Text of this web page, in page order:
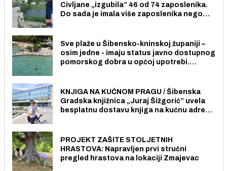
Civljane „izgubila” 46 od 74 zaposlenika.
Do sada je imala više zaposlenika nego
Sve plaže u Šibensko-kninskoj županiji –
osim jedne - imaju status javno dostupnog
pomorskog dobra u općoj upotrebi.
KNJIGA NA KUĆNOM PRAGU / Šibenska
Gradska knjižnica „Juraj Šižgorić” uvela
besplatnu dostavu knjiga na kućnu adresu
PROJEKT ZAŠITE STOLJETNIH
HRASTOVA: Napravljen prvi stručni
pregled hrastova na lokaciji Zmajevac